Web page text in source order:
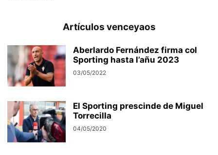
Artículos venceyaos
Aberlardo Fernández firma col
Sporting hasta l’añu 2023
03/05/2022
El Sporting prescinde de Miguel
Torrecilla
04/05/2020